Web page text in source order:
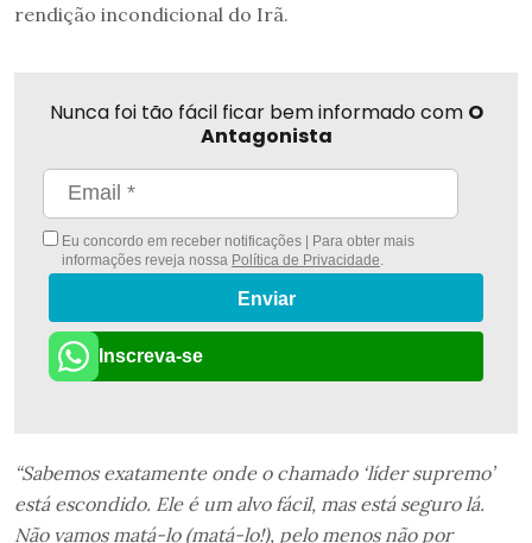
rendição incondicional do Irã.
Nunca foi tão fácil ficar bem informado com O
Antagonista
Eu concordo em receber notificações | Para obter mais
informações reveja nossa Política de Privacidade
Enviar
Inscreva-se
“Sabemos exatamente onde o chamado ‘líder supremo’
está escondido. Ele é um alvo fácil, mas está seguro lá.
Não vamos matá-lo (matá-lo!), pelo menos não por